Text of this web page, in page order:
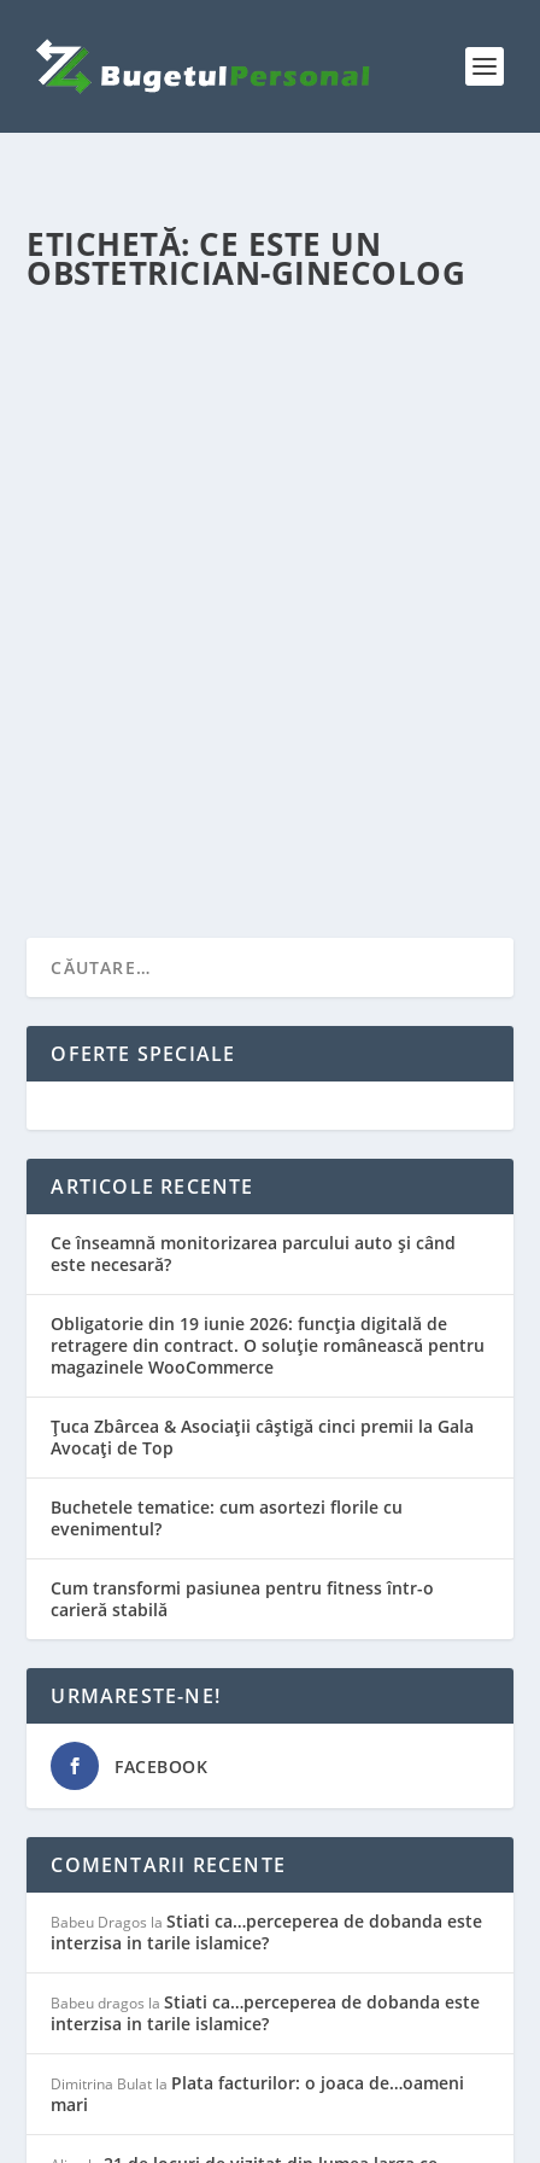
ETICHETĂ: CE ESTE UN
OBSTETRICIAN-GINECOLOG
OFERTE SPECIALE
ARTICOLE RECENTE
Ce înseamnă monitorizarea parcului auto și când
este necesară?
Obligatorie din 19 iunie 2026: funcția digitală de
retragere din contract. O soluție românească pentru
magazinele WooCommerce
Țuca Zbârcea & Asociații câștigă cinci premii la Gala
Avocați de Top
Buchetele tematice: cum asortezi florile cu
evenimentul?
Cum transformi pasiunea pentru fitness într-o
carieră stabilă
URMARESTE-NE!
FACEBOOK
COMENTARII RECENTE
Babeu Dragos laStiati ca…perceperea de dobanda este
interzisa in tarile islamice?
Babeu dragos laStiati ca…perceperea de dobanda este
interzisa in tarile islamice?
Dimitrina Bulat la Plata facturilor: o joaca de…oameni
mari